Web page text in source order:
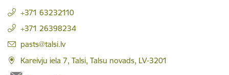
+371 63232110
+371 26398234
E-pasts:
pasts@talsi.lv
Kareivju iela 7, Talsi, Talsu novads, LV-3201